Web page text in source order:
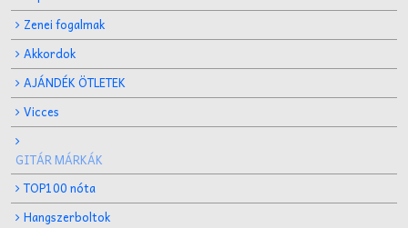
Zenei fogalmak
Akkordok
AJÁNDÉK ÖTLETEK
Vicces
GITÁR MÁRKÁK
TOP100 nóta
Hangszerboltok